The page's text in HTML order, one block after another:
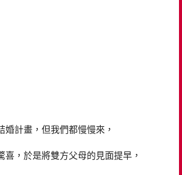
婚計畫，但我們都慢慢來，
喜，於是將雙方父母的見面提早，